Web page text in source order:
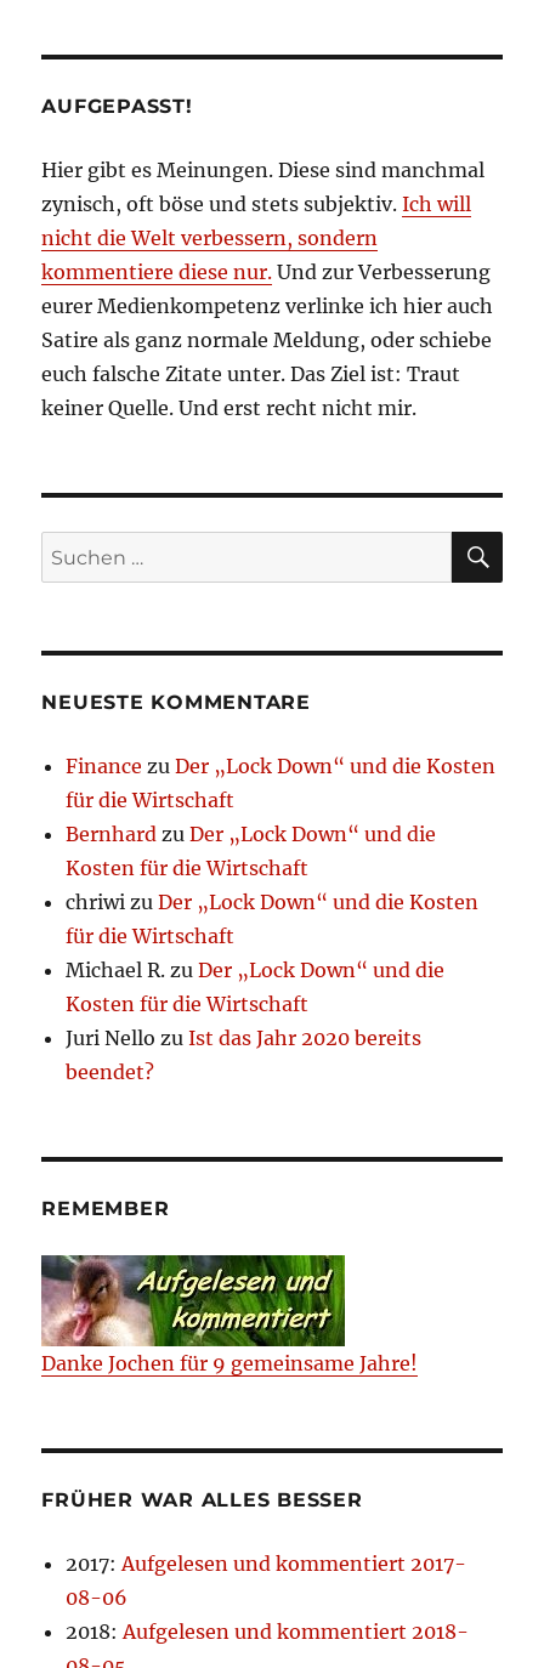
AUFGEPASST!
Hier gibt es Meinungen. Diese sind manchmal
zynisch, oft böse und stets subjektiv.Ich will
nicht die Welt verbessern, sondern
kommentiere diese nur. Und zur Verbesserung
eurer Medienkompetenz verlinke ich hier auch
Satire als ganz normale Meldung, oder schiebe
euch falsche Zitate unter. Das Ziel ist: Traut
keiner Quelle. Und erst recht nicht mir.
Suchen
nach:
NEUESTE KOMMENTARE
Finance zuDer „Lock Down“ und die Kosten
für die Wirtschaft
Bernhard zuDer „Lock Down“ und die
Kosten für die Wirtschaft
chriwi zuDer „Lock Down“ und die Kosten
für die Wirtschaft
Michael R. zuDer „Lock Down“ und die
Kosten für die Wirtschaft
Juri Nello zuIst das Jahr 2020 bereits
beendet?
REMEMBER
Danke Jochen für 9 gemeinsame Jahre!
FRÜHER WAR ALLES BESSER
2017:Aufgelesen und kommentiert 2017-
08-06
2018:Aufgelesen und kommentiert 2018-